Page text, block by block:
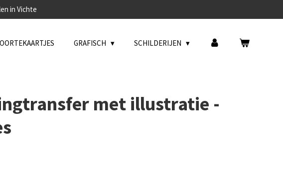
in Vichte
GRAFISCH SCHILDERIJEN
met illustratie -